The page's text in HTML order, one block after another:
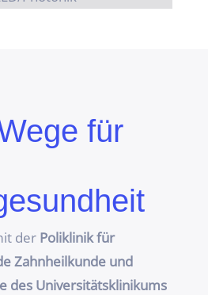
für
der Poliklinik für
Zahnheilkunde und
des Universitätsklinikums